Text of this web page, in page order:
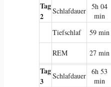
Tag
2
Schlafdauer 5h 04
min
Tiefschlaf
59 min
REM 27 min
Tag
3
Schlafdauer 6h 53
min